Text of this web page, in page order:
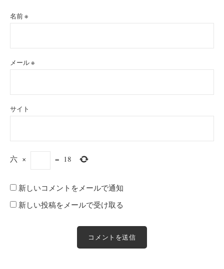
名前※
メール※
サイト
六 × = 18
新しいコメントをメールで通知
新しい投稿をメールで受け取る